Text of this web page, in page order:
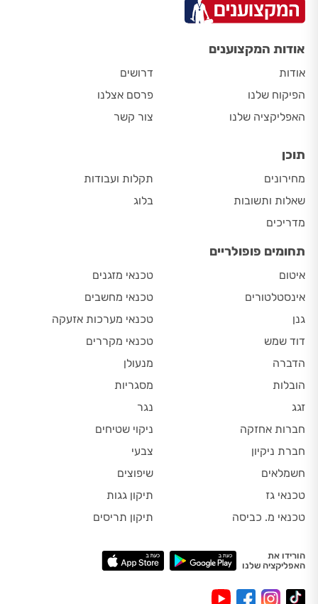
אודות המקצוענים
אודות
הפיקוח שלנו
האפליקציה שלנו
דרושים
פרסם אצלנו
צור קשר
תוכן
מחירונים
שאלות ותשובות
מדריכים
תקלות ועבודות
בלוג
תחומים פופולריים
איטום
אינסטלטורים
גנן
דוד שמש
הדברה
הובלות
זגג
חברות אחזקה
חברת ניקיון
חשמלאים
טכנאי גז
טכנאי מ. כביסה
טכנאי מזגנים
טכנאי מחשבים
טכנאי מערכות אזעקה
טכנאי מקררים
מנעולן
מסגריות
נגר
ניקוי שטיחים
צבעי
שיפוצים
תיקון גגות
תיקון תריסים
הורידו את
האפליקציה שלנו